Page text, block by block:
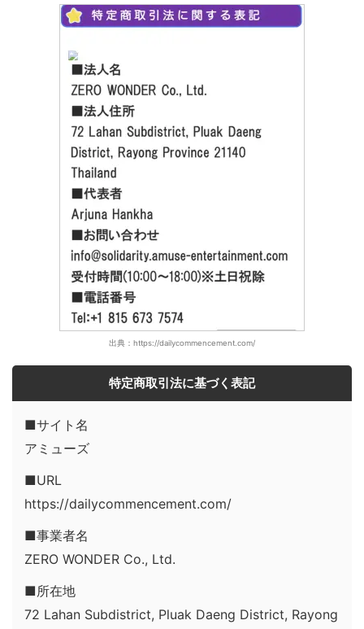
出典：https://dailycommencement.com/
特定商取引法に基づく表記
■サイト名
アミューズ
■URL
https://dailycommencement.com/
■事業者名
ZERO WONDER Co., Ltd.
■所在地
72 Lahan Subdistrict, Pluak Daeng District, Rayong